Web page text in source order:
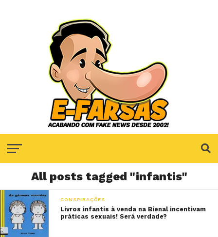
All posts tagged "infantis"
CONSPIRAÇÕES
Livros infantis à venda na Bienal incentivam
práticas sexuais! Será verdade?